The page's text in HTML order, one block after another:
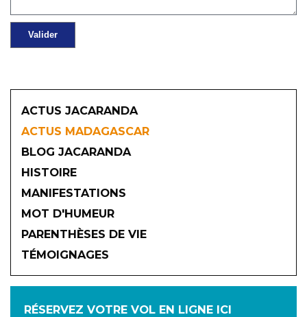
ACTUS JACARANDA
ACTUS MADAGASCAR
BLOG JACARANDA
HISTOIRE
MANIFESTATIONS
MOT D'HUMEUR
PARENTHÈSES DE VIE
TÉMOIGNAGES
RÉSERVEZ VOTRE VOL EN LIGNE ICI
JANVIER
AVRIL MAI JUIN
JUILLET AOÛT SEPTEMBRE